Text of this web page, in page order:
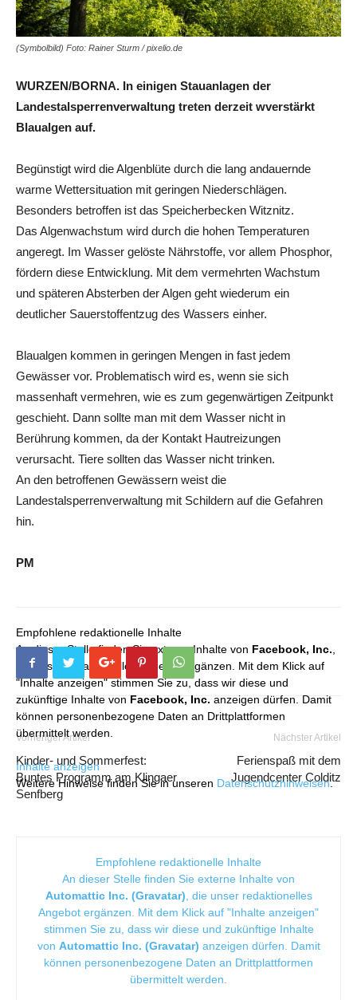
(Symbolbild) Foto: Rainer Sturm / pixelio.de
WURZEN/BORNA. In einigen Stauanlagen der
Landestalsperrenverwaltung treten derzeit wverstärkt
Blaualgen auf.
Begünstigt wird die Algenblüte durch die lang andauernde
warme Wettersituation mit geringen Niederschlägen.
Besonders betroffen ist das Speicherbecken Witznitz.
Das Algenwachstum wird durch die hohen Temperaturen
angeregt. Im Wasser gelöste Nährstoffe, vor allem Phosphor,
fördern diese Entwicklung. Mit dem vermehrten Wachstum
und späteren Absterben der Algen geht wiederum ein
deutlicher Sauerstoffentzug des Wassers einher.
Blaualgen kommen in geringen Mengen in fast jedem
Gewässer vor. Problematisch wird es, wenn sie sich
massenhaft vermehren, wie es zum gegenwärtigen Zeitpunkt
geschieht. Dann sollte man mit dem Wasser nicht in
Berührung kommen, da der Kontakt Hautreizungen
verursacht. Tiere sollten das Wasser nicht trinken.
An den betroffenen Gewässern weist die
Landestalsperrenverwaltung mit Schildern auf die Gefahren
hin.
PM
Empfohlene redaktionelle Inhalte
An dieser Stelle finden Sie externe Inhalte von Facebook, Inc.
die unser redaktionelles Angebot ergänzen. Mit dem Klick auf
"Inhalte anzeigen" stimmen Sie zu, dass wir diese und
zukünftige Inhalte von Facebook, Inc. anzeigen dürfen. Damit
können personenbezogene Daten an Drittplattformen
übermittelt werden.
Inhalte anzeigen
Weitere Hinweise finden Sie in unseren Datenschutzhinweisen.
Vorheriger Artikel
Kinder- und Sommerfest:
Buntes Programm am Klingaer
Senfberg
Nächster Artikel
Ferienspaß mit dem
Jugendcenter Colditz
Empfohlene redaktionelle Inhalte
An dieser Stelle finden Sie externe Inhalte von
Automattic Inc. (Gravatar) , die unser redaktionelles
Angebot ergänzen. Mit dem Klick auf "Inhalte anzeigen"
stimmen Sie zu, dass wir diese und zukünftige Inhalte
von Automattic Inc. (Gravatar) anzeigen dürfen. Damit
können personenbezogene Daten an Drittplattformen
übermittelt werden.